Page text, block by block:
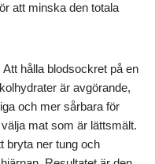
att minska den totala
hålla blodsockret på en
är avgörande,
och mer sårbara för
mat som är lättsmält.
bryta ner tung och